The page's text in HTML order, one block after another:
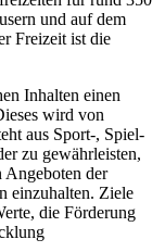
und auf dem
Freizeit ist die
Inhalten einen
wird von
aus Sport-, Spiel-
zu gewährleisten,
Angeboten der
einzuhalten. Ziele
die Förderung